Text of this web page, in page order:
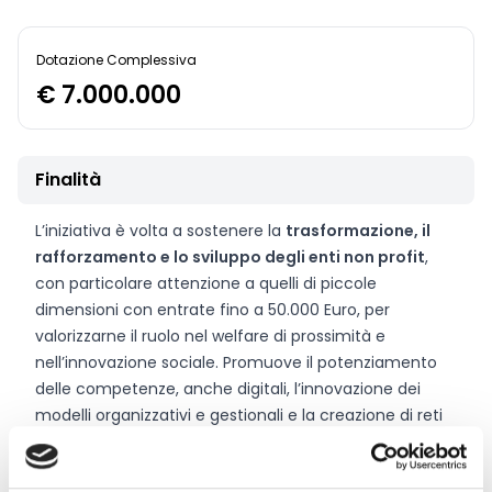
Dotazione Complessiva
€ 7.000.000
Finalità
L’iniziativa è volta a sostenere la trasformazione, il
rafforzamento e lo sviluppo degli enti non profit,
con particolare attenzione a quelli di piccole
dimensioni con entrate fino a 50.000 Euro, per
valorizzarne il ruolo nel welfare di prossimità e
nell’innovazione sociale. Promuove il potenziamento
delle competenze, anche digitali, l’innovazione dei
modelli organizzativi e gestionali e la creazione di reti
tra enti non profit e soggetti profit, al fine di
migliorarne efficacia, sostenibilità e impatto sul